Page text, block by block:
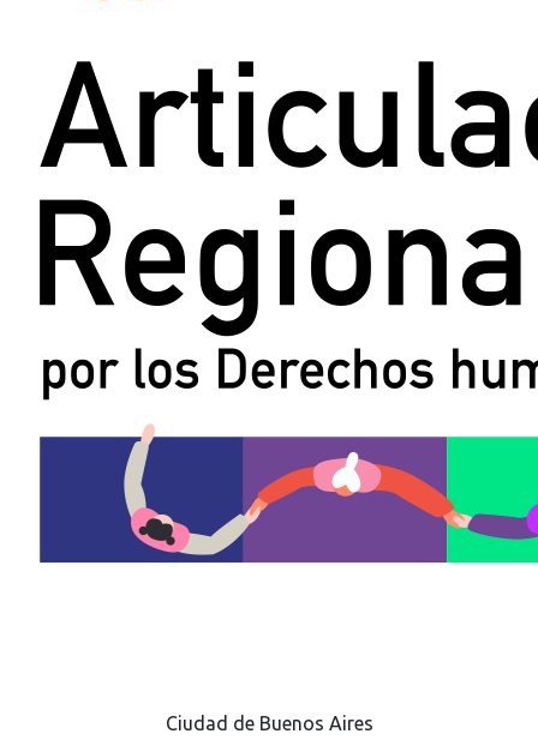
Ciudad de Buenos Aires